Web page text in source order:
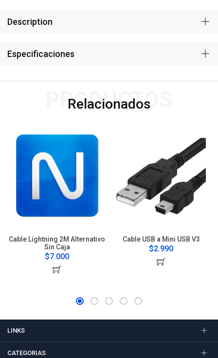
Description
Especificaciones
Relacionados
PRODUCTOS
Cable Lightning 2M Alternativo
Sin Caja
$7.000
Cable USB a Mini USB V3
$2.990
LINKS
CATEGORIAS